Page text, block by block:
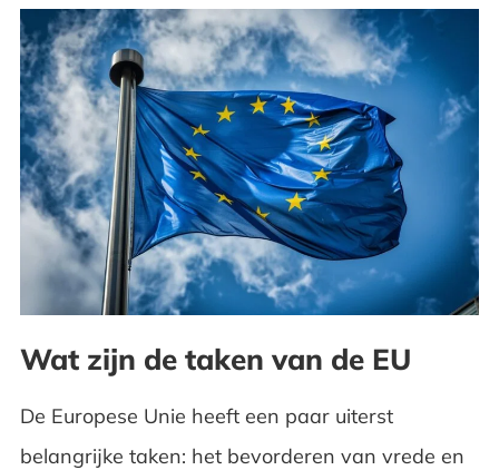
Wat zijn de taken van de EU
De Europese Unie heeft een paar uiterst
belangrijke taken: het bevorderen van vrede en